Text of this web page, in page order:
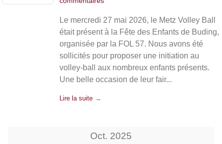
Le mercredi 27 mai 2026, le Metz Volley Ball
était présent à la Fête des Enfants de Buding,
organisée par la FOL 57. Nous avons été
sollicités pour proposer une initiation au
volley-ball aux nombreux enfants présents.
Une belle occasion de leur fair...
Lire la suite
Oct. 2025